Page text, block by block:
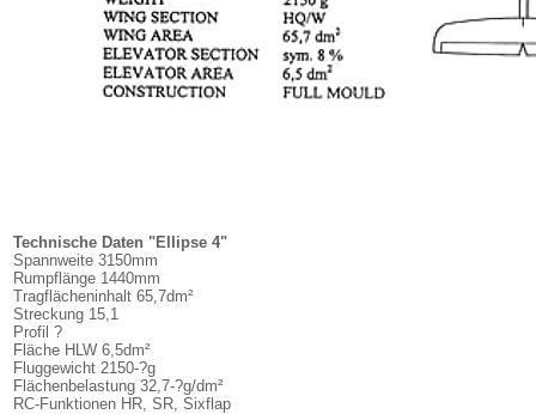
Technische Daten "Ellipse 4"
Spannweite 3150mm
Rumpflänge 1440mm
Tragflächeninhalt 65,7dm²
Streckung 15,1
Profil ?
Fläche HLW 6,5dm²
Fluggewicht 2150-?g
Flächenbelastung 32,7-?g/dm²
RC-Funktionen HR, SR, Sixflap